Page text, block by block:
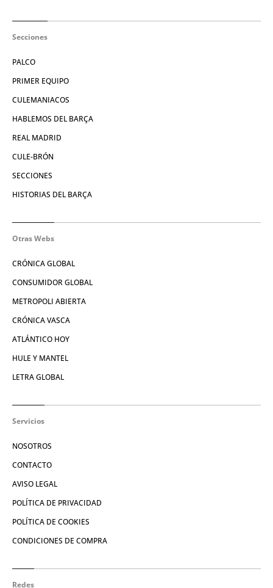
Secciones
PALCO
PRIMER EQUIPO
CULEMANIACOS
HABLEMOS DEL BARÇA
REAL MADRID
CULE-BRÓN
SECCIONES
HISTORIAS DEL BARÇA
Otras Webs
CRÓNICA GLOBAL
CONSUMIDOR GLOBAL
METROPOLI ABIERTA
CRÓNICA VASCA
ATLÁNTICO HOY
HULE Y MANTEL
LETRA GLOBAL
Servicios
NOSOTROS
CONTACTO
AVISO LEGAL
POLÍTICA DE PRIVACIDAD
POLÍTICA DE COOKIES
CONDICIONES DE COMPRA
Redes